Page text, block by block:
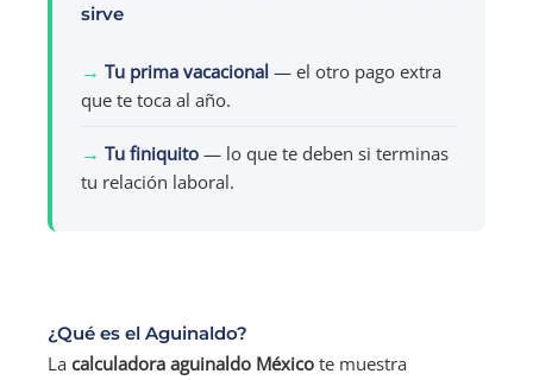
sirve
→ Tu prima vacacional — el otro pago extra
que te toca al año.
→ Tu finiquito — lo que te deben si terminas
tu relación laboral.
¿Qué es el Aguinaldo?
La calculadora aguinaldo México te muestra